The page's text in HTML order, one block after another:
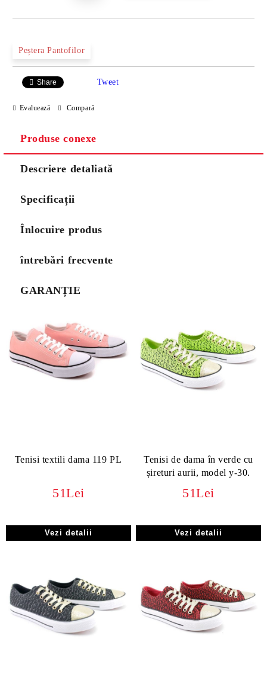
Peștera Pantofilor
Share Tweet
Evaluează Compară
Produse conexe
Descriere detaliată
Specificații
Înlocuire produs
întrebări frecvente
GARANȚIE
Tenisi textili dama 119 PL
51Lei
Vezi detalii
Tenisi de dama în verde cu
șireturi aurii, model y-30.
51Lei
Vezi detalii